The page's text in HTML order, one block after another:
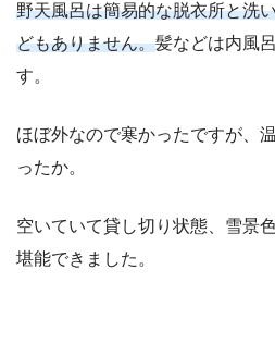
野天風呂は簡易的な脱衣所と洗
どもありません。髪などは内風
す。
ほぼ外なので寒かったですが、
ったか。
空いていて貸し切り状態、雪景
堪能できました。